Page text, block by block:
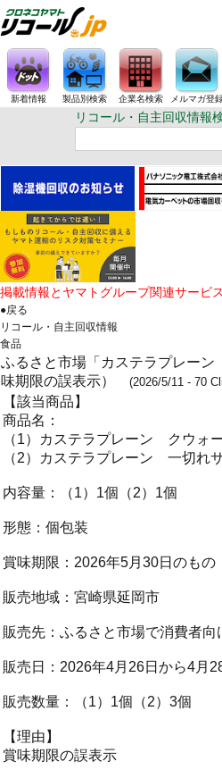
新着情報 製品別検索 企業名検索 メルマガ登
リコール・自主回収情報
掲載情報とヤマトグループ関連サービ
●戻る
リコール・自主回収情報
食品
ふるさと市場「カステラプレー
味期限の誤表示）
(2026/5/11 - 70
【該当商品】
商品名：
（1）カステラプレーン クウォ
（2）カステラプレーン 一切れ
内容量：（1）1個（2）1個
形態：個包装
賞味期限：2026年5月30日のもの
販売地域：宮崎県延岡市
販売先：ふるさと市場で消費者向
販売日：2026年4月26日から4月
販売数量：（1）1個（2）3個
【理由】
賞味期限の誤表示